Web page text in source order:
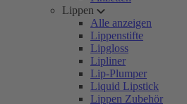
Lippen
Alle anzeigen
Lippenstifte
Lipgloss
Lipliner
Lip-Plumper
Liquid Lipstick
Lippen Zubehör